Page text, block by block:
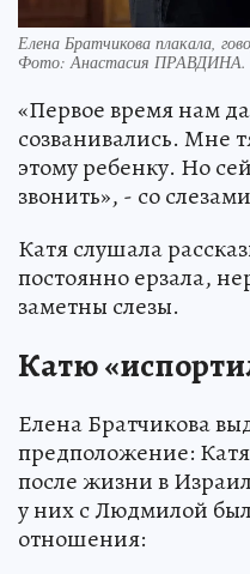
Елена Братчикова плакала,
Фото:Анастасия ПРАВДИНА.
«Первое время нам
созванивались. Мне
этому ребенку. Но
звонить», - со
Катя слушала
постоянно ерзала,
заметны слезы.
Катю
Елена Братчикова
предположение: Катя
после жизни в
у них с Людмилой
отношения: